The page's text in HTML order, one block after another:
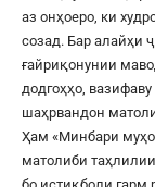
аз онҳоеро, ки
созад. Бар алайҳи
ғайриқонунии
додгоҳҳо,
шаҳрвандон
Ҳам «Минбари
матолиби
бо истиқболи гарм